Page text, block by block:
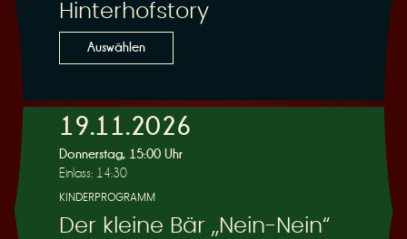
i
e
Hinterhofstory
Auswählen
19.11.2026
Donnerstag, 15:00 Uhr
Einlass: 14:30
KINDERPROGRAMM
Der kleine Bär „Nein-Nein“